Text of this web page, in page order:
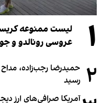
۱
عروسی رونالدو و
۲ حمیدرضا رجب‌زاده،
رسید
آمریکا صرافی‌های ارز